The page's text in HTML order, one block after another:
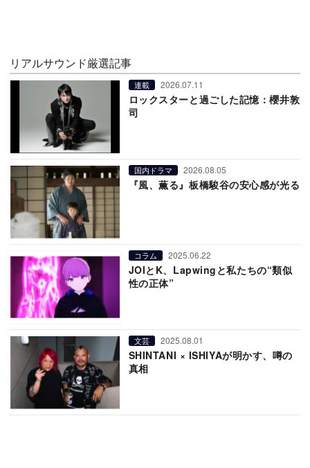
リアルサウンド厳選記事
連載 2026.07.11
ロックスターと過ごした記憶：櫻井敦
司
国内ドラマ 2026.08.05
『風、薫る』板橋駿谷の安心感が光る
コラム 2025.06.22
JOIとK、Lapwingと私たちの“類似
性の正体”
文芸 2025.08.01
SHINTANI × ISHIYAが明かす、噂の
真相